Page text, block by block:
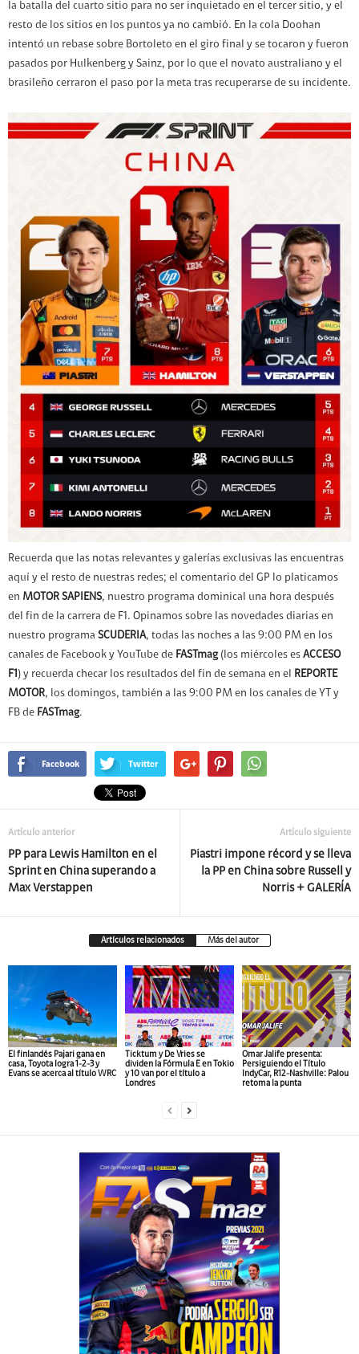
la batalla del cuarto sitio para no ser inquietado en el tercer sitio, y el
resto de los sitios en los puntos ya no cambió. En la cola Doohan
intentó un rebase sobre Bortoleto en el giro final y se tocaron y fueron
pasados por Hulkenberg y Sainz, por lo que el novato australiano y el
brasileño cerraron el paso por la meta tras recuperarse de su incidente.
Recuerda que las notas relevantes y galerías exclusivas las encuentras
aquí y el resto de nuestras redes; el comentario del GP lo platicamos
en MOTOR SAPIENS, nuestro programa dominical una hora después
del fin de la carrera de F1. Opinamos sobre las novedades diarias en
nuestro programa SCUDERIA, todas las noches a las 9:00 PM en los
canales de Facebook y YouTube de FASTmag(los miércoles es ACCESO
F1) y recuerda checar los resultados del fin de semana en el REPORTE
MOTOR, los domingos, también a las 9:00 PM en los canales de YT y
FB de FASTmag.
Facebook Twitter
Artículo anterior
PP para Lewis Hamilton en el
Sprint en China superando a
Max Verstappen
Artículo siguiente
Piastri impone récord y se lleva
la PP en China sobre Russell y
Norris + GALERÍA
Artículos relacionados Más del autor
El finlandés Pajari gana en
casa, Toyota logra 1-2-3 y
Evans se acerca al título WRC
Ticktum y De Vries se
dividen la Fórmula E en Tokio
y 10 van por el título a
Londres
Omar Jalife presenta:
Persiguiendo el Título
IndyCar, R12-Nashville: Palou
retoma la punta